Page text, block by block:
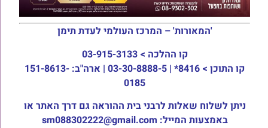
'המאורות' – המרכז העולמי לעדת תימן
קו ההלכה > 03-915-3133
קו התוכן >
8416* | 03-30-8888-5 | ארה"ב: 151-8613-
0185
ניתן לשלוח שאלות לרבני בית ההוראה גם דרך האתר או
באמצעות המייל: sm088302222@gmail.com